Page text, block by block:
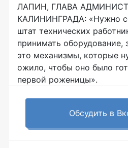
ЛАПИН, ГЛАВА
КАЛИНИНГРАДА: «Нужно
штат технических
принимать оборудование,
это механизмы, которые
ожило, чтобы оно было
первой роженицы».
Обсудить в